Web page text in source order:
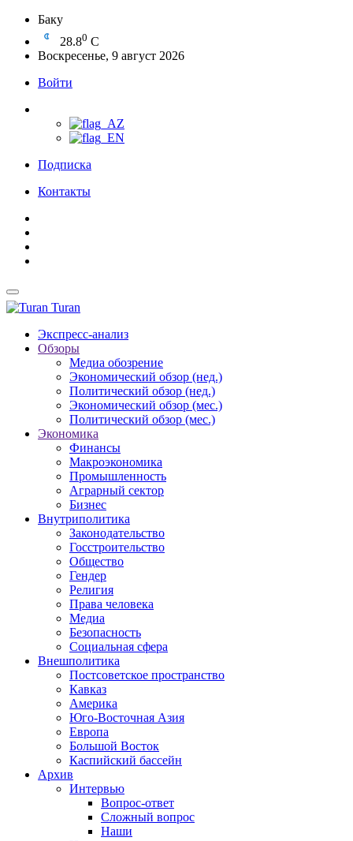
Баку
28.80 C
Воскресенье, 9 август 2026
Войти
Подписка
Контакты
Turan
Экспресс-анализ
Обзоры
Медиа обозрение
Экономический обзор (нед.)
Политический обзор (нед.)
Экономический обзор (мес.)
Политический обзор (мес.)
Экономика
Финансы
Макроэкономика
Промышленность
Аграрный сектор
Бизнес
Внутриполитика
Законодательство
Госстроительство
Общество
Гендер
Религия
Права человека
Медиа
Безопасность
Социальная сфера
Внешполитика
Постсоветское пространство
Кавказ
Америка
Юго-Восточная Азия
Европа
Большой Восток
Каспийский бассейн
Архив
Интервью
Вопрос-ответ
Сложный вопрос
Наши